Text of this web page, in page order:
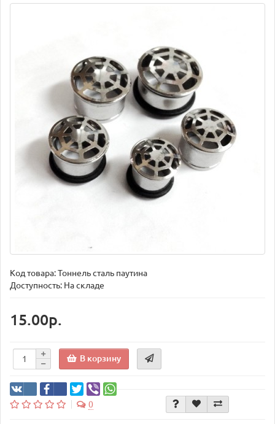
Код товара:Тоннель сталь паутина
Доступность: На складе
15.00р.
В корзину
0